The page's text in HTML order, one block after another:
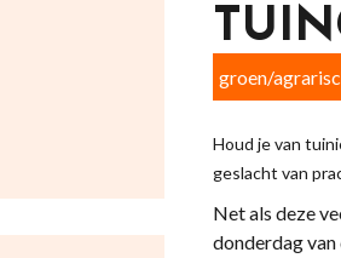
groen/
Houd je van
geslacht van
Net als deze
donderdag van